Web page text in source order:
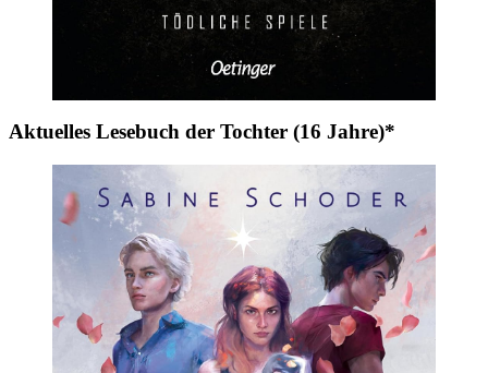
Aktuelles Lesebuch der Tochter (16 Jahre)*